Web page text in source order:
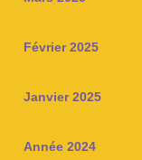
Février 2025
Janvier 2025
Année 2024